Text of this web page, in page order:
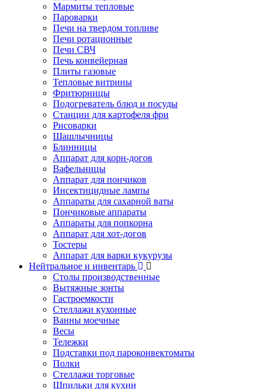
Мармиты тепловые
Пароварки
Печи на твердом топливе
Печи ротационные
Печи СВЧ
Печь конвейерная
Плиты газовые
Тепловые витрины
Фритюрницы
Подогреватель блюд и посуды
Станции для картофеля фри
Рисоварки
Шашлычницы
Блинницы
Аппарат для корн-догов
Вафельницы
Аппарат для пончиков
Инсектицидные лампы
Аппараты для сахарной ваты
Пончиковые аппараты
Аппараты для попкорна
Аппарат для хот-догов
Тостеры
Аппарат для варки кукурузы
Нейтральное и инвентарь
Столы производственные
Вытяжные зонты
Гастроемкости
Стеллажи кухонные
Ванны моечные
Весы
Тележки
Подставки под пароконвектоматы
Полки
Стеллажи торговые
Шпильки для кухни